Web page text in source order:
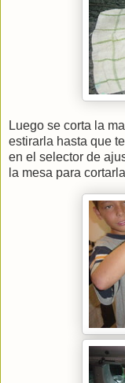
Luego se corta la
estirarla hasta que
en el selector de
la mesa para cortarla